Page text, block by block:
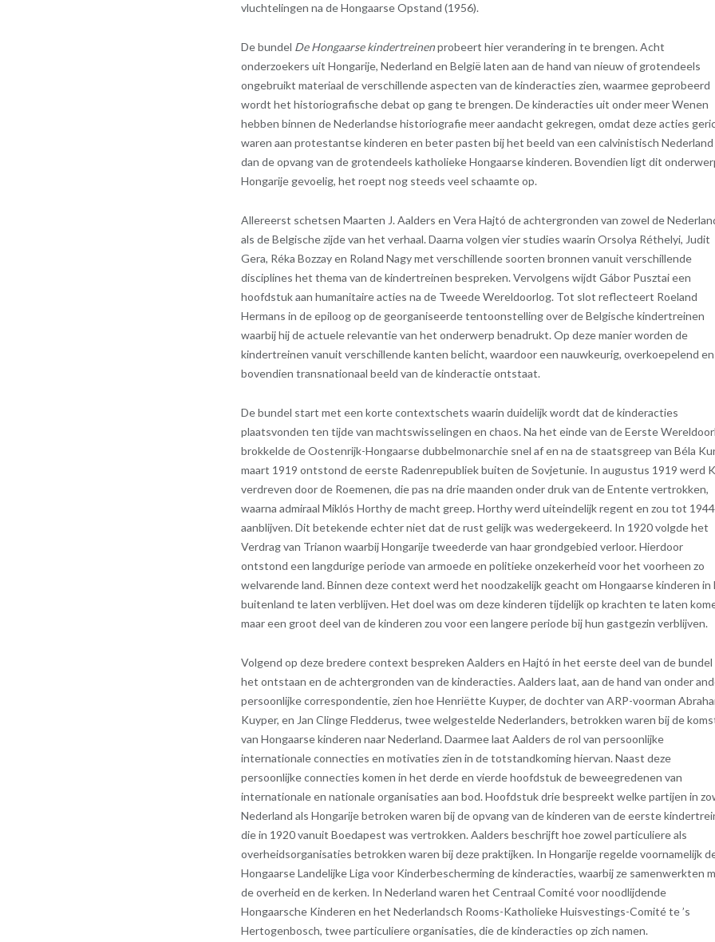
vluchtelingen na de Hongaarse Opstand (1956).
De bundel De Hongaarse kindertreinenprobeert hier verandering in te brengen. Acht
onderzoekers uit Hongarije, Nederland en België laten aan de hand van nieuw of grotendeels
ongebruikt materiaal de verschillende aspecten van de kinderacties zien, waarmee geprobeerd
wordt het historiografische debat op gang te brengen. De kinderacties uit onder meer Wenen
hebben binnen de Nederlandse historiografie meer aandacht gekregen, omdat deze acties
waren aan protestantse kinderen en beter pasten bij het beeld van een calvinistisch Nederland
dan de opvang van de grotendeels katholieke Hongaarse kinderen. Bovendien ligt dit
Hongarije gevoelig, het roept nog steeds veel schaamte op.
Allereerst schetsen Maarten J. Aalders en Vera Hajtó de achtergronden van zowel de
als de Belgische zijde van het verhaal. Daarna volgen vier studies waarin Orsolya Réthelyi, Judit
Gera, Réka Bozzay en Roland Nagy met verschillende soorten bronnen vanuit verschillende
disciplines het thema van de kindertreinen bespreken. Vervolgens wijdt Gábor Pusztai een
hoofdstuk aan humanitaire acties na de Tweede Wereldoorlog. Tot slot reflecteert Roeland
Hermans in de epiloog op de georganiseerde tentoonstelling over de Belgische kindertreinen
waarbij hij de actuele relevantie van het onderwerp benadrukt. Op deze manier worden de
kindertreinen vanuit verschillende kanten belicht, waardoor een nauwkeurig, overkoepelend en
bovendien transnationaal beeld van de kinderactie ontstaat.
De bundel start met een korte contextschets waarin duidelijk wordt dat de kinderacties
plaatsvonden ten tijde van machtswisselingen en chaos. Na het einde van de Eerste
brokkelde de Oostenrijk-Hongaarse dubbelmonarchie snel af en na de staatsgreep van Béla
maart 1919 ontstond de eerste Radenrepubliek buiten de Sovjetunie. In augustus 1919 werd
verdreven door de Roemenen, die pas na drie maanden onder druk van de Entente vertrokken,
waarna admiraal Miklós Horthy de macht greep. Horthy werd uiteindelijk regent en zou tot 1944
aanblijven. Dit betekende echter niet dat de rust gelijk was wedergekeerd. In 1920 volgde het
Verdrag van Trianon waarbij Hongarije tweederde van haar grondgebied verloor. Hierdoor
ontstond een langdurige periode van armoede en politieke onzekerheid voor het voorheen zo
welvarende land. Binnen deze context werd het noodzakelijk geacht om Hongaarse kinderen in
buitenland te laten verblijven. Het doel was om deze kinderen tijdelijk op krachten te laten
maar een groot deel van de kinderen zou voor een langere periode bij hun gastgezin verblijven.
Volgend op deze bredere context bespreken Aalders en Hajtó in het eerste deel van de bundel
het ontstaan en de achtergronden van de kinderacties. Aalders laat, aan de hand van onder
persoonlijke correspondentie, zien hoe Henriëtte Kuyper, de dochter van ARP-voorman
Kuyper, en Jan Clinge Fledderus, twee welgestelde Nederlanders, betrokken waren bij de
van Hongaarse kinderen naar Nederland. Daarmee laat Aalders de rol van persoonlijke
internationale connecties en motivaties zien in de totstandkoming hiervan. Naast deze
persoonlijke connecties komen in het derde en vierde hoofdstuk de beweegredenen van
internationale en nationale organisaties aan bod. Hoofdstuk drie bespreekt welke partijen in
Nederland als Hongarije betroken waren bij de opvang van de kinderen van de eerste
die in 1920 vanuit Boedapest was vertrokken. Aalders beschrijft hoe zowel particuliere als
overheidsorganisaties betrokken waren bij deze praktijken. In Hongarije regelde voornamelijk
Hongaarse Landelijke Liga voor Kinderbescherming de kinderacties, waarbij ze samenwerkten
de overheid en de kerken. In Nederland waren het Centraal Comité voor noodlijdende
Hongaarsche Kinderen en het Nederlandsch Rooms-Katholieke Huisvestings-Comité te ’s
Hertogenbosch, twee particuliere organisaties, die de kinderacties op zich namen.